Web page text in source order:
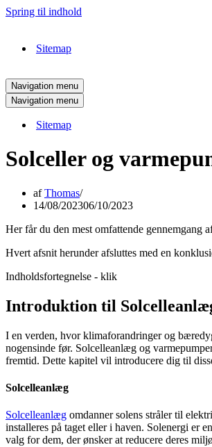
Spring til indhold
Sitemap
Navigation menu
Navigation menu
Sitemap
Solceller og
afThomas
14/08/202306/10/2023
Her får du den mest omfattende gennemgang
Hvert afsnit herunder afsluttes med en
Indholdsfortegnelse - klik
Introduktion til
I en verden, hvor klimaforandringer og
nogensinde før. Solcelleanlæg og
fremtid. Dette kapitel vil introducere dig til
Solcelleanlæg
Solcelleanlæg omdanner solens stråler til
installeres på taget eller i haven. Solenergi er
valg for dem, der ønsker at reducere deres